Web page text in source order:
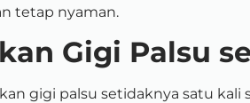
tetap nyaman.
Gigi Palsu
gigi palsu setidaknya satu